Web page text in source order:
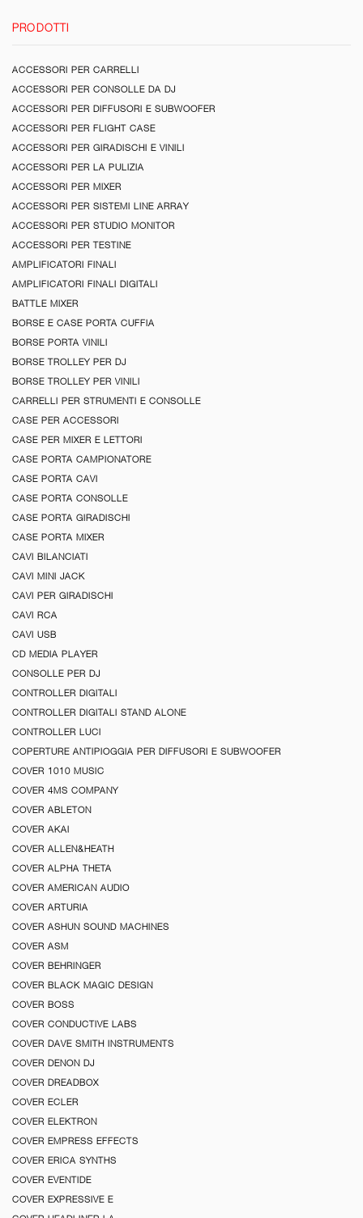
PRODOTTI
ACCESSORI PER CARRELLI
ACCESSORI PER CONSOLLE DA DJ
ACCESSORI PER DIFFUSORI E SUBWOOFER
ACCESSORI PER FLIGHT CASE
ACCESSORI PER GIRADISCHI E VINILI
ACCESSORI PER LA PULIZIA
ACCESSORI PER MIXER
ACCESSORI PER SISTEMI LINE ARRAY
ACCESSORI PER STUDIO MONITOR
ACCESSORI PER TESTINE
AMPLIFICATORI FINALI
AMPLIFICATORI FINALI DIGITALI
BATTLE MIXER
BORSE E CASE PORTA CUFFIA
BORSE PORTA VINILI
BORSE TROLLEY PER DJ
BORSE TROLLEY PER VINILI
CARRELLI PER STRUMENTI E CONSOLLE
CASE PER ACCESSORI
CASE PER MIXER E LETTORI
CASE PORTA CAMPIONATORE
CASE PORTA CAVI
CASE PORTA CONSOLLE
CASE PORTA GIRADISCHI
CASE PORTA MIXER
CAVI BILANCIATI
CAVI MINI JACK
CAVI PER GIRADISCHI
CAVI RCA
CAVI USB
CD MEDIA PLAYER
CONSOLLE PER DJ
CONTROLLER DIGITALI
CONTROLLER DIGITALI STAND ALONE
CONTROLLER LUCI
COPERTURE ANTIPIOGGIA PER DIFFUSORI E SUBWOOFER
COVER 1010 MUSIC
COVER 4MS COMPANY
COVER ABLETON
COVER AKAI
COVER ALLEN&HEATH
COVER ALPHA THETA
COVER AMERICAN AUDIO
COVER ARTURIA
COVER ASHUN SOUND MACHINES
COVER ASM
COVER BEHRINGER
COVER BLACK MAGIC DESIGN
COVER BOSS
COVER CONDUCTIVE LABS
COVER DAVE SMITH INSTRUMENTS
COVER DENON DJ
COVER DREADBOX
COVER ECLER
COVER ELEKTRON
COVER EMPRESS EFFECTS
COVER ERICA SYNTHS
COVER EVENTIDE
COVER EXPRESSIVE E